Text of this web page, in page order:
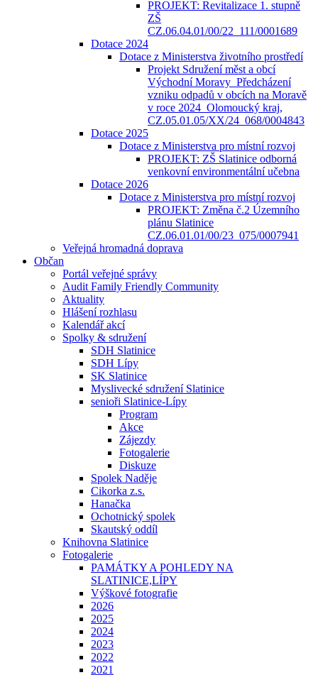
PROJEKT: Revitalizace 1. stupně
ZŠ
CZ.06.04.01/00/22_111/0001689
Dotace 2024
Dotace z Ministerstva životního prostředí
Projekt Sdružení měst a obcí
Východní Moravy_Předcházení
vzniku odpadů v obcích na Moravě
v roce 2024_Olomoucký kraj,
CZ.05.01.05/XX/24_068/0004843
Dotace 2025
Dotace z Ministerstva pro místní rozvoj
PROJEKT: ZŠ Slatinice odborná
venkovní environmentální učebna
Dotace 2026
Dotace z Ministerstva pro místní rozvoj
PROJEKT: Změna č.2 Územního
plánu Slatinice
CZ.06.01.01/00/23_075/0007941
Veřejná hromadná doprava
Občan
Portál veřejné správy
Audit Family Friendly Community
Aktuality
Hlášení rozhlasu
Kalendář akcí
Spolky & sdružení
SDH Slatinice
SDH Lípy
SK Slatinice
Myslivecké sdružení Slatinice
senioři Slatinice-Lípy
Program
Akce
Zájezdy
Fotogalerie
Diskuze
Spolek Naděje
Cikorka z.s.
Hanačka
Ochotnický spolek
Skautský oddíl
Knihovna Slatinice
Fotogalerie
PAMÁTKY A POHLEDY NA
SLATINICE,LÍPY
Výškové fotografie
2026
2025
2024
2023
2022
2021